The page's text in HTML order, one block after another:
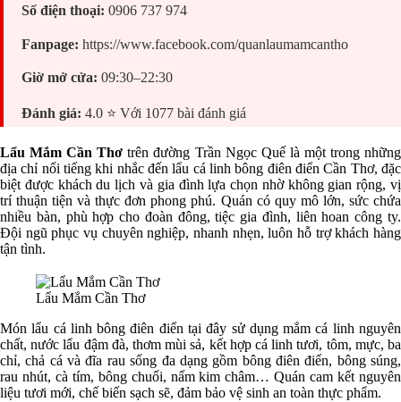
Số điện thoại: 0906 737 974
Fanpage: https://www.facebook.com/quanlaumamcantho
Giờ mở cửa: 09:30–22:30
Đánh giá: 4.0 ⭐ Với 1077 bài đánh giá
Lẩu Mắm Cần Thơ trên đường Trần Ngọc Quế là một trong những
địa chỉ nổi tiếng khi nhắc đến lẩu cá linh bông điên điển Cần Thơ, đặc
biệt được khách du lịch và gia đình lựa chọn nhờ không gian rộng, vị
trí thuận tiện và thực đơn phong phú. Quán có quy mô lớn, sức chứa
nhiều bàn, phù hợp cho đoàn đông, tiệc gia đình, liên hoan công ty.
Đội ngũ phục vụ chuyên nghiệp, nhanh nhẹn, luôn hỗ trợ khách hàng
tận tình.
Lẩu Mắm Cần Thơ
Món lẩu cá linh bông điên điển tại đây sử dụng mắm cá linh nguyên
chất, nước lẩu đậm đà, thơm mùi sả, kết hợp cá linh tươi, tôm, mực, ba
chỉ, chả cá và đĩa rau sống đa dạng gồm bông điên điển, bông súng,
rau nhút, cà tím, bông chuối, nấm kim châm… Quán cam kết nguyên
liệu tươi mới, chế biến sạch sẽ, đảm bảo vệ sinh an toàn thực phẩm.